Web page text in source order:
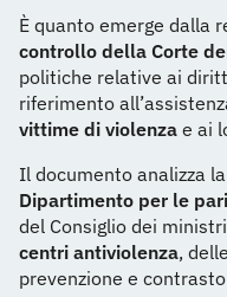
È quanto emerge dalla
controllo della Corte
politiche relative ai
riferimento
vittime di violenza e ai
Il documento analizza
Dipartimento per le
del Consiglio dei
centri antiviolenza, delle
prevenzione e